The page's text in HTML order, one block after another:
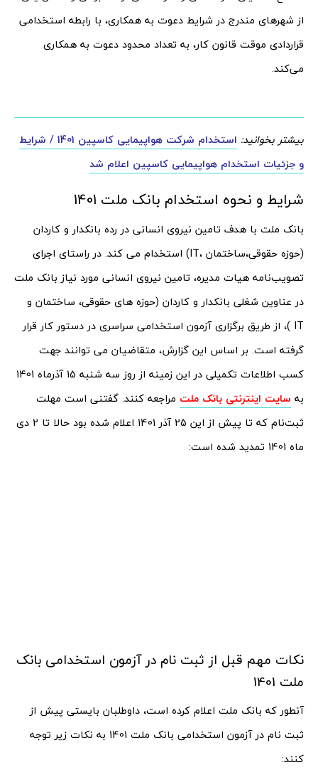
از شهرهای مندرج در شرایط دعوت به همکاری، با رابطه استخدامی
قراردادی موقت قانون کار، به تعداد محدود دعوت به همکاری
می‌کند.
بیشتر بخوانید:
استخدام شرکت هواپیمایی کاسپین 1401 / شرایط
و جزئیات استخدام هواپیمایی کاسپین اعلام شد
شرایط و نحوه استخدام بانک ملت 1401
بانک ملت با هدف تامین نیروی انسانی در رده بانکدار و کاردان
(حوزه حقوقی،ساختمان ،IT) استخدام می کند. در راستای اجرای
تصویب‌نامه هیات مدیره، تامین نیروی انسانی مورد نیاز بانک ملت
در عناوین شغلی بانکدار و کاردان (حوزه های حقوقی، ساختمان و
IT )، از طریق برگزاری آزمون استخدامی سراسری در دستور کار قرار
گرفته است. بر اساس این گزارش، متقاضیان می توانند جهت
کسب اطلاعات تکمیلی در این زمینه از روز سه شنبه 15 آذرماه 1401
به سایت اینترنتی بانک ملت مراجعه کنند. گفتنی است مهلت
ثبت‌نام که تا پیش از این 25 آذر 1401 اعلام شده بود حالا تا 2 دی
ماه 1401 تمدید شده است:
نکات مهم قبل از ثبت نام در آزمون استخدامی بانک
ملت 1401
آنطور که بانک ملت اعلام کرده است، داوطلبان بایستی پیش از
ثبت نام در آزمون استخدامی بانک ملت 1401 به نکات زیر توجه
کنند: